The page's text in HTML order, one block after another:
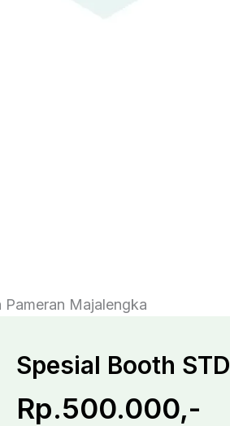
Majalengka
Spesial Booth STD
Rp.500.000,-